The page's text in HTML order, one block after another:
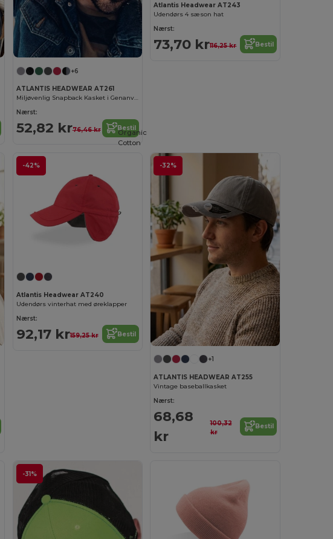
+6
ATLANTIS HEADWEAR AT261
Miljøvenlig Snapback Kasket i Genanvendt Polyester
Nærst:
52,82 kr76,46 kr Bestil
Atlantis Headwear AT243
Udendørs 4 sæson hat
Nærst:
73,70 kr116,25 kr Bestil
-42%
Atlantis Headwear AT240
Udendørs vinterhat med øreklapper
Nærst:
92,17 kr159,25 kr Bestil
-32%
Organic
Cotton
+1
ATLANTIS HEADWEAR AT255
Vintage baseballkasket
Nærst:
68,68
kr
100,32
kr
Bestil
-31%